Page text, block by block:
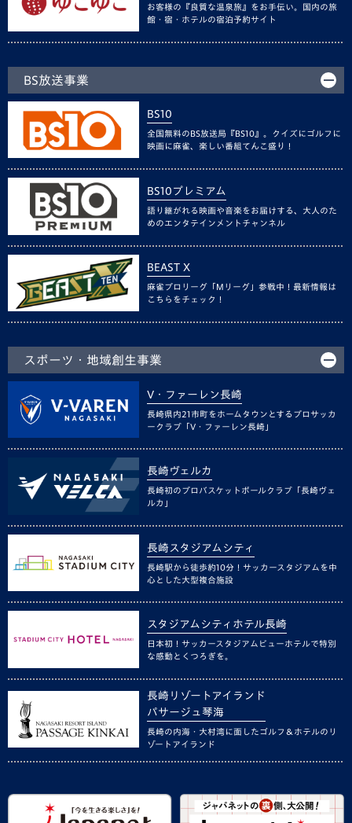
お客様の『良質な温泉旅』をお手伝い。国内の旅
館・宿・ホテルの宿泊予約サイト
BS放送事業
BS10
全国無料のBS放送局『BS10』。クイズにゴルフに
映画に麻雀、楽しい番組てんこ盛り！
BS10プレミアム
語り継がれる映画や音楽をお届けする、大人のた
めのエンタテインメントチャンネル
BEAST X
麻雀プロリーグ「Mリーグ」参戦中！最新情報は
こちらをチェック！
スポーツ・地域創生事業
V・ファーレン長崎
長崎県内21市町をホームタウンとするプロサッカ
ークラブ「V・ファーレン長崎」
長崎ヴェルカ
長崎初のプロバスケットボールクラブ「長崎ヴェ
ルカ」
長崎スタジアムシティ
長崎駅から徒歩約10分！サッカースタジアムを中
心とした大型複合施設
スタジアムシティホテル長崎
日本初！サッカースタジアムビューホテルで特別
な感動とくつろぎを。
長崎リゾートアイランド
パサージュ琴海
長崎の内海・大村湾に面したゴルフ＆ホテルのリ
ゾートアイランド